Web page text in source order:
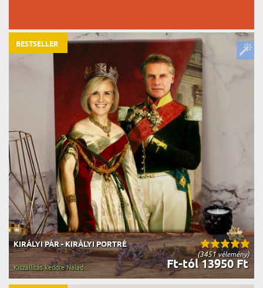
(3451 vélemény)
KIRÁLYI PÁR - KIRÁLYI PORTRÉ
Ft-tól 13950 Ft
Kiszállítás keddre Nálad
BESTSELLER